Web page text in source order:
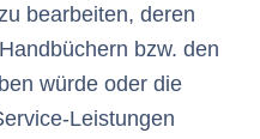
bearbeiten, deren
bzw. den
würde oder die
Leistungen